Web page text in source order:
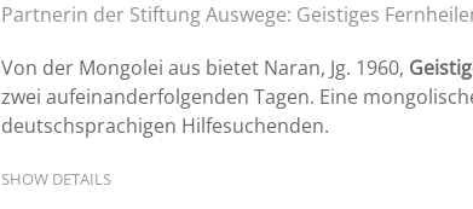
Partnerin der Stiftung Auswege: Geistiges
Von der Mongolei aus bietet Naran, Jg. 1960,
zwei aufeinanderfolgenden Tagen. Eine
deutschsprachigen Hilfesuchenden.
SHOW DETAILS